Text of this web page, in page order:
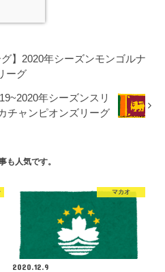
グ】2020年シーズンモンゴルナ
ーグ
年シーズンスリ
チャンピオンズリーグ
も人気です。
マカオ
2020.12.9